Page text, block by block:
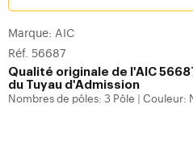
Marque: AIC
Réf. 56687
Qualité originale de l'AIC
du Tuyau d'Admission
Nombres de pôles: 3 Pôle Couleur: